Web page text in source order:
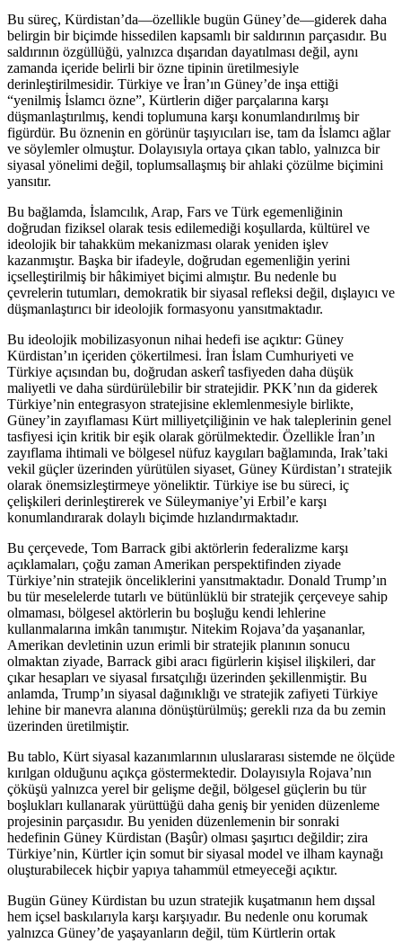
Bu süreç, Kürdistan’da—özellikle bugün Güney’de—giderek daha
belirgin bir biçimde hissedilen kapsamlı bir saldırının parçasıdır. Bu
saldırının özgüllüğü, yalnızca dışarıdan dayatılması değil, aynı
zamanda içeride belirli bir özne tipinin üretilmesiyle
derinleştirilmesidir. Türkiye ve İran’ın Güney’de inşa ettiği
“yenilmiş İslamcı özne”, Kürtlerin diğer parçalarına karşı
düşmanlaştırılmış, kendi toplumuna karşı konumlandırılmış bir
figürdür. Bu öznenin en görünür taşıyıcıları ise, tam da İslamcı ağlar
ve söylemler olmuştur. Dolayısıyla ortaya çıkan tablo, yalnızca bir
siyasal yönelimi değil, toplumsallaşmış bir ahlaki çözülme biçimini
yansıtır.
Bu bağlamda, İslamcılık, Arap, Fars ve Türk egemenliğinin
doğrudan fiziksel olarak tesis edilemediği koşullarda, kültürel ve
ideolojik bir tahakküm mekanizması olarak yeniden işlev
kazanmıştır. Başka bir ifadeyle, doğrudan egemenliğin yerini
içselleştirilmiş bir hâkimiyet biçimi almıştır. Bu nedenle bu
çevrelerin tutumları, demokratik bir siyasal refleksi değil, dışlayıcı ve
düşmanlaştırıcı bir ideolojik formasyonu yansıtmaktadır.
Bu ideolojik mobilizasyonun nihai hedefi ise açıktır: Güney
Kürdistan’ın içeriden çökertilmesi. İran İslam Cumhuriyeti ve
Türkiye açısından bu, doğrudan askerî tasfiyeden daha düşük
maliyetli ve daha sürdürülebilir bir stratejidir. PKK’nın da giderek
Türkiye’nin entegrasyon stratejisine eklemlenmesiyle birlikte,
Güney’in zayıflaması Kürt milliyetçiliğinin ve hak taleplerinin genel
tasfiyesi için kritik bir eşik olarak görülmektedir. Özellikle İran’ın
zayıflama ihtimali ve bölgesel nüfuz kaygıları bağlamında, Irak’taki
vekil güçler üzerinden yürütülen siyaset, Güney Kürdistan’ı stratejik
olarak önemsizleştirmeye yöneliktir. Türkiye ise bu süreci, iç
çelişkileri derinleştirerek ve Süleymaniye’yi Erbil’e karşı
konumlandırarak dolaylı biçimde hızlandırmaktadır.
Bu çerçevede, Tom Barrack gibi aktörlerin federalizme karşı
açıklamaları, çoğu zaman Amerikan perspektifinden ziyade
Türkiye’nin stratejik önceliklerini yansıtmaktadır. Donald Trump’ın
bu tür meselelerde tutarlı ve bütünlüklü bir stratejik çerçeveye sahip
olmaması, bölgesel aktörlerin bu boşluğu kendi lehlerine
kullanmalarına imkân tanımıştır. Nitekim Rojava’da yaşananlar,
Amerikan devletinin uzun erimli bir stratejik planının sonucu
olmaktan ziyade, Barrack gibi aracı figürlerin kişisel ilişkileri, dar
çıkar hesapları ve siyasal fırsatçılığı üzerinden şekillenmiştir. Bu
anlamda, Trump’ın siyasal dağınıklığı ve stratejik zafiyeti Türkiye
lehine bir manevra alanına dönüştürülmüş; gerekli rıza da bu zemin
üzerinden üretilmiştir.
Bu tablo, Kürt siyasal kazanımlarının uluslararası sistemde ne ölçüde
kırılgan olduğunu açıkça göstermektedir. Dolayısıyla Rojava’nın
çöküşü yalnızca yerel bir gelişme değil, bölgesel güçlerin bu tür
boşlukları kullanarak yürüttüğü daha geniş bir yeniden düzenleme
projesinin parçasıdır. Bu yeniden düzenlemenin bir sonraki
hedefinin Güney Kürdistan (Başûr) olması şaşırtıcı değildir; zira
Türkiye’nin, Kürtler için somut bir siyasal model ve ilham kaynağı
oluşturabilecek hiçbir yapıya tahammül etmeyeceği açıktır.
Bugün Güney Kürdistan bu uzun stratejik kuşatmanın hem dışsal
hem içsel baskılarıyla karşı karşıyadır. Bu nedenle onu korumak
yalnızca Güney’de yaşayanların değil, tüm Kürtlerin ortak